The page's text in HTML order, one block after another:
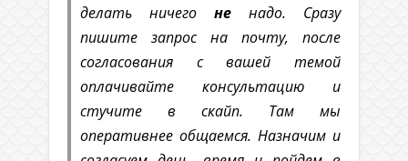
делать ничего не надо. Сразу
пишите запрос на почту, после
согласования с вашей темой
оплачивайте консультацию и
стучите в скайп. Там мы
оперативнее общаемся. Назначим и